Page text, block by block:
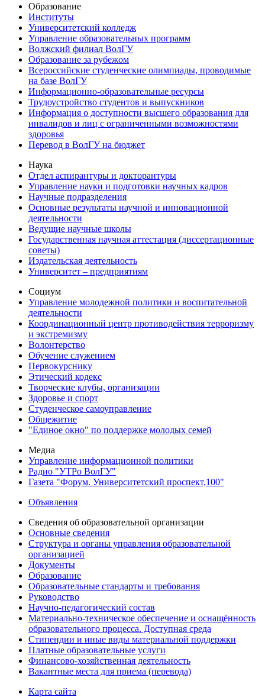
Образование
Институты
Университетский колледж
Управление образовательных программ
Волжский филиал ВолГУ
Образование за рубежом
Всероссийские студенческие олимпиады, проводимые
на базе ВолГУ
Информационно-образовательные ресурсы
Трудоустройство студентов и выпускников
Информация о доступности высшего образования для
инвалидов и лиц с ограниченными возможностями
здоровья
Перевод в ВолГУ на бюджет
Наука
Отдел аспирантуры и докторантуры
Управление науки и подготовки научных кадров
Научные подразделения
Основные результаты научной и инновационной
деятельности
Ведущие научные школы
Государственная научная аттестация (диссертационные
советы)
Издательская деятельность
Университет – предприятиям
Социум
Управление молодежной политики и воспитательной
деятельности
Координационный центр противодействия терроризму
и экстремизму
Волонтерство
Обучение служением
Первокурснику
Этический кодекс
Творческие клубы, организации
Здоровье и спорт
Студенческое самоуправление
Общежитие
"Единое окно" по поддержке молодых семей
Медиа
Управление информационной политики
Радио "УТРо ВолГУ"
Газета "Форум. Университетский проспект,100"
Объявления
Сведения об образовательной организации
Основные сведения
Структура и органы управления образовательной
организацией
Документы
Образование
Образовательные стандарты и требования
Руководство
Научно-педагогический состав
Материально-техническое обеспечение и оснащённость
образовательного процесса. Доступная среда
Стипендии и иные виды материальной поддержки
Платные образовательные услуги
Финансово-хозяйственная деятельность
Вакантные места для приема (перевода)
Карта сайта